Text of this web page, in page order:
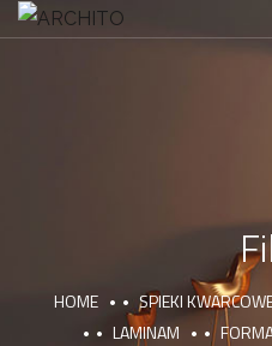
HOME
SPIEKI
LAMINAM